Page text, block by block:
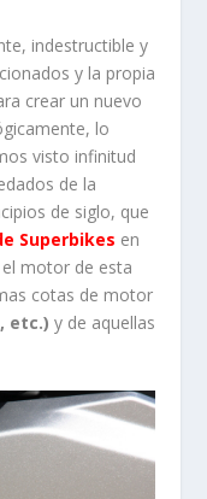
indestructible y
y la propia
crear un nuevo
lo
visto infinitud
de la
de siglo, que
Superbikes en
motor de esta
cotas de motor
etc.) y de aquellas